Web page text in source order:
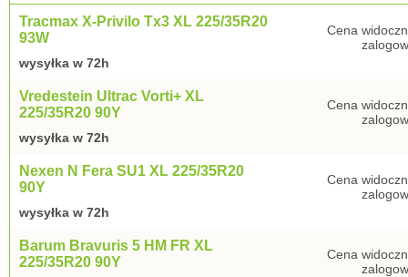
Tracmax X-Privilo Tx3 XL 225/35R20
93W
wysyłka w 72h
Cena
Vredestein Ultrac Vorti+ XL
225/35R20 90Y
wysyłka w 72h
Cena
Nexen N Fera SU1 XL 225/35R20
90Y
wysyłka w 72h
Cena
Barum Bravuris 5 HM FR XL
225/35R20 90Y
Cena